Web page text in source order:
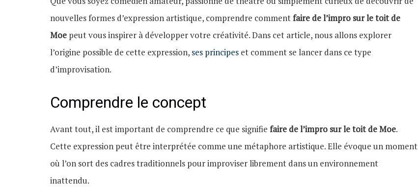
nouvelles formes d’expression artistique, comprendre commentfaire de l’impro sur le toit de
Moe peut vous inspirer à développer votre créativité. Dans cet article, nous allons explorer
l’origine possible de cette expression, ses principes et comment se lancer dans ce type
d’improvisation.
Comprendre le concept
Avant tout, il est important de comprendre ce que signifie faire de l’impro sur le toit de Moe.
Cette expression peut être interprétée comme une métaphore artistique. Elle évoque un moment
où l’on sort des cadres traditionnels pour improviser librement dans un environnement
inattendu.